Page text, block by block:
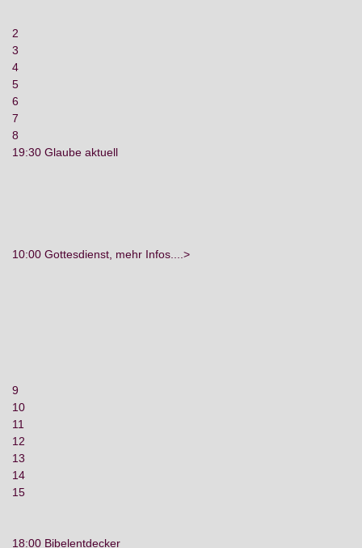
2
3
4
5
6
7
8
19:30 Glaube aktuell
10:00 Gottesdienst, mehr Infos....>
9
10
11
12
13
14
15
18:00 Bibelentdecker